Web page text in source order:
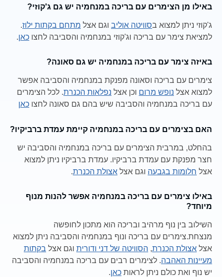
באילו מן הצימרים עם בריכה במנחמיה יש גם ג'קוזי?
ג'קוזי ניתן למצוא בסוויטה אוליב וגם אצל מתחם בקתות ילוז.
למציאת צימר עם בריכה וג'קוזי במנחמיה והסביבה לחצו כאן.
באיזה צימר עם בריכה במנחמיה יש גם סאונה?
צימרים עם בריכה וסאונה מפנקת במנחמיה והסביבה אפשר
למצוא אצל נופש מרום וכן אצל נפלאות הכנרת. לכל הצימרים
עם בריכה במנחמיה והסביבה שיש בהם גם סאונה לחצו כאן
האם בצימרים עם בריכה במנחמיה קיימת עמדת ברביקיו?
בהחלט, במרבית הצימרים עם בריכה במנחמיה והסביבה יש
חצר מפנקת עם עמדת ברביקיו. עמדת ברביקיו ניתן למצוא
אצל חלומות בגבעה וגם אצל אצולת הכנרת.
באילו צימרים עם בריכה במנחמיה אפשר להנות מנוף
מיוחד?
השילוב בין נוף מרהיב ובריכה הוא מתכון לחופשה
מנצחת.צימרים עם בריכה ונוף במנחמיה והסביבה ניתן למצוא
אצל אצולת הכנרת, הסוויטה של דני ודורית וגם אצל בקתות
מעיינות האהבה. לצימרים רבים עם בריכה במנחמיה והסביבה
יש נוף ואת כולם ניתן לראות כאן.